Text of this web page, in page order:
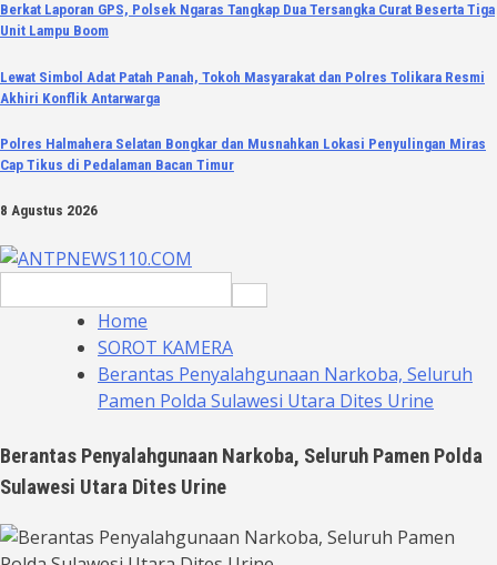
Berkat Laporan GPS, Polsek Ngaras Tangkap Dua Tersangka Curat Beserta Tiga
Unit Lampu Boom
Lewat Simbol Adat Patah Panah, Tokoh Masyarakat dan Polres Tolikara Resmi
Akhiri Konflik Antarwarga
Polres Halmahera Selatan Bongkar dan Musnahkan Lokasi Penyulingan Miras
Cap Tikus di Pedalaman Bacan Timur
8 Agustus 2026
for:
Home
SOROT KAMERA
Berantas Penyalahgunaan Narkoba, Seluruh
Pamen Polda Sulawesi Utara Dites Urine
Berantas Penyalahgunaan Narkoba, Seluruh Pamen Polda
Sulawesi Utara Dites Urine